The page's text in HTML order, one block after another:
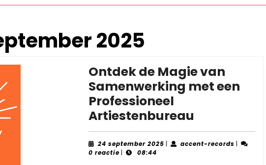
2025
Ontdek de Magie van
Samenwerking met een
Professioneel
Artiestenbureau
de
Magie
24 september 2025 24
| accent-records accent-
|
0 reactie | 08:44